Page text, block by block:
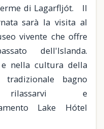
di Lagarfljót. Il
sarà la visita al
vivente che offre
dell'Islanda.
nella cultura della
bagno
e
Lake Hótel